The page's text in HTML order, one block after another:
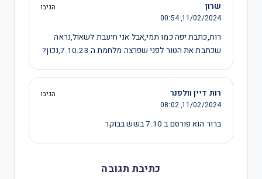
שרון
הגיבו
11/02/2024,
00:54
רות,כתבת יפה כמו תמי,אבל אני חיעבת לשאול,נראה
שכתבת את הטור לפני שפרצה מלחמת ה 7.10.23,נכון?
רות דיין וולפנר
הגיבו
11/02/2024,
08:02
ברור הוא פורסם ב 7.10 בשש בבוקר
כתיבת תגובה